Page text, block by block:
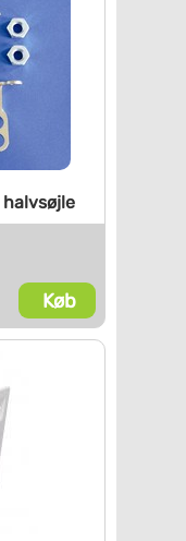
halvsøjle
Køb